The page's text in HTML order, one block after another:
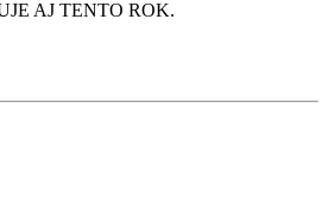
AJ TENTO ROK.